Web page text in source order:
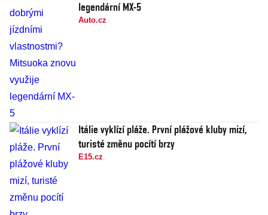
legendární MX-5
Auto.cz
Itálie vyklízí pláže. První plážové kluby mizí,
turisté změnu pocítí brzy
E15.cz